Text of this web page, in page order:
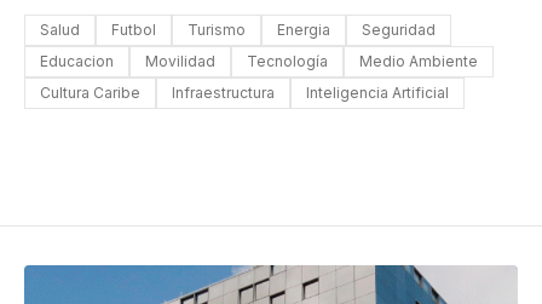
Salud Futbol Turismo Energia
Seguridad
Educacion
Movilidad Tecnología
Medio Ambiente
Cultura Caribe
Infraestructura Inteligencia Artificial